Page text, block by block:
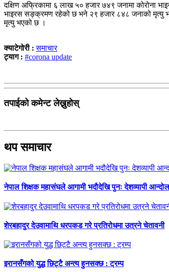
दक्षिण अफ्रिकामा ६ लाख ५० हजार ७४९ जनामा कोरोना
भाइरस सङ्क्रमण रहेको छ भने २९ हजार ८४८ जनाको मृत्यु
मृत्यु भएको छ ।
क्याटेगोरी :समाचार
ट्याग : #corona update
तपाईको कमेन्ट लेख्नुहोस्
थप समाचार
नेपाल शिक्षक महासंघले आगामी भदौदेखि पुनः देशव्यापी
शेरबहादुर देउवामाथि धरपकड गरे प्रतिरोधमा उत्रने चेतावनी
इरानसँगको युद्ध छिट्टै अन्त्य हुनसक्छ : ट्रम्प